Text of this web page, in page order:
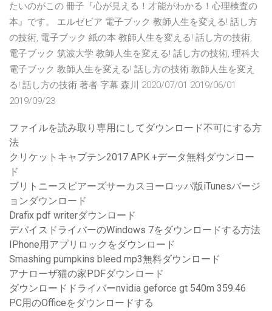
たいのがこの 冊子『心が見える！才能がわかる！心理検査の
本』です。 エルゼビア 電子ブック 教師人生を変える! 話し方
の技術, 電子ブック 紙の本 教師人生を変える! 話し方の技術,
電子ブック 筑波大学 教師人生を変える! 話し方の技術, 理科大
電子ブック 教師人生を変える! 話し方の技術 教師人生を変え
る! 話し方の技術 著者 字幕 森川 2020/07/01 2019/06/01
2019/09/23
ファイルを読み取り専用にしてダウンロード不可にする方
法
クリケットキャプテン2017 APK +データ無料ダウンロー
ド
ブリトニースピアーズサーカスヨーロッパ版iTunesバージ
ョンダウンロード
Drafix pdf writerダウンロード
デバイスドライバーのWindows 7をダウンロードする方法
IPhone用アプリロックをダウンロード
Smashing pumpkins bleed mp3無料ダウンロード
アナローザ猫の家PDFダウンロード
ダウンロードドライバーnvidia geforce gt 540m 359.46
PC用のOfficeをダウンロードする